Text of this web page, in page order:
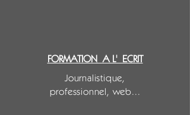
FORMATION A L' ECRIT
Journalistique,
professionnel, web...